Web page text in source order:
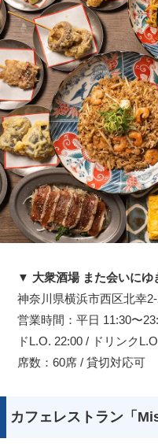
▼ 大衆酒場 また会いにゆ
神奈川県横浜市西区北幸
営業時間：平日 11:30〜
ドL.O. 22:00 / ドリンク
席数：60席 / 貸切対応可
カフェレストラン「